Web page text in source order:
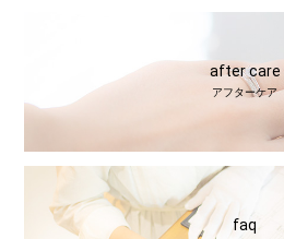
after care
アフターケア
faq